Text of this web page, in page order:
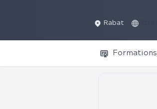
Rabat
Formations